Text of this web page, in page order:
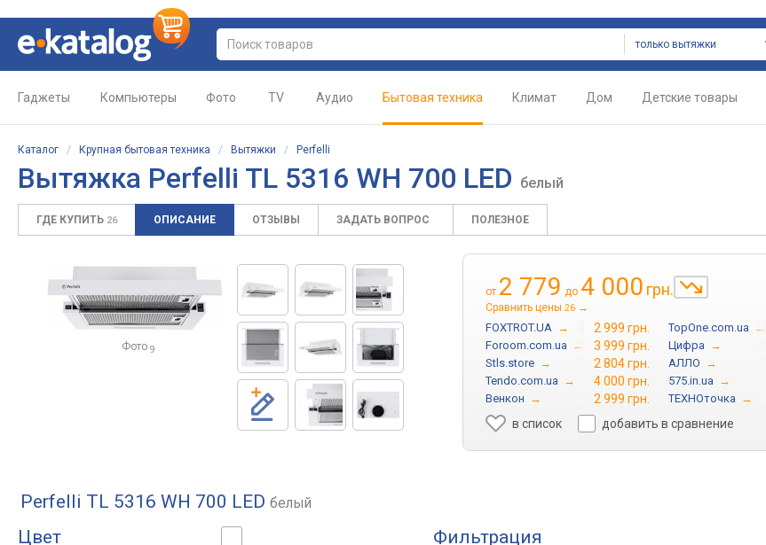
только вытяжки
Гаджеты Компьютеры Фото TV Аудио Бытовая техника Климат Дом Детские товары
Каталог / Крупная бытовая техника / Вытяжки / Perfelli
Вытяжка Perfelli TL 5316 WH 700 LED белый
ГДЕ КУПИТЬ 26 ОПИСАНИЕ ОТЗЫВЫ ЗАДАТЬ ВОПРОС ПОЛЕЗНОЕ
Фото 9
от 2 779 до 4 000 грн.
Сравнить цены 26 →
FOXTROT.UA → 2 999 грн. TopOne.com.ua →
Foroom.com.ua → 3 999 грн. Цифра →
Stls.store → 2 804 грн. АЛЛО →
Tendo.com.ua → 4 000 грн. 575.in.ua →
Венкон → 2 999 грн. ТЕХНОточка →
в список
добавить в сравнение
Perfelli TL 5316 WH 700 LED белый
Цвет Фильтрация